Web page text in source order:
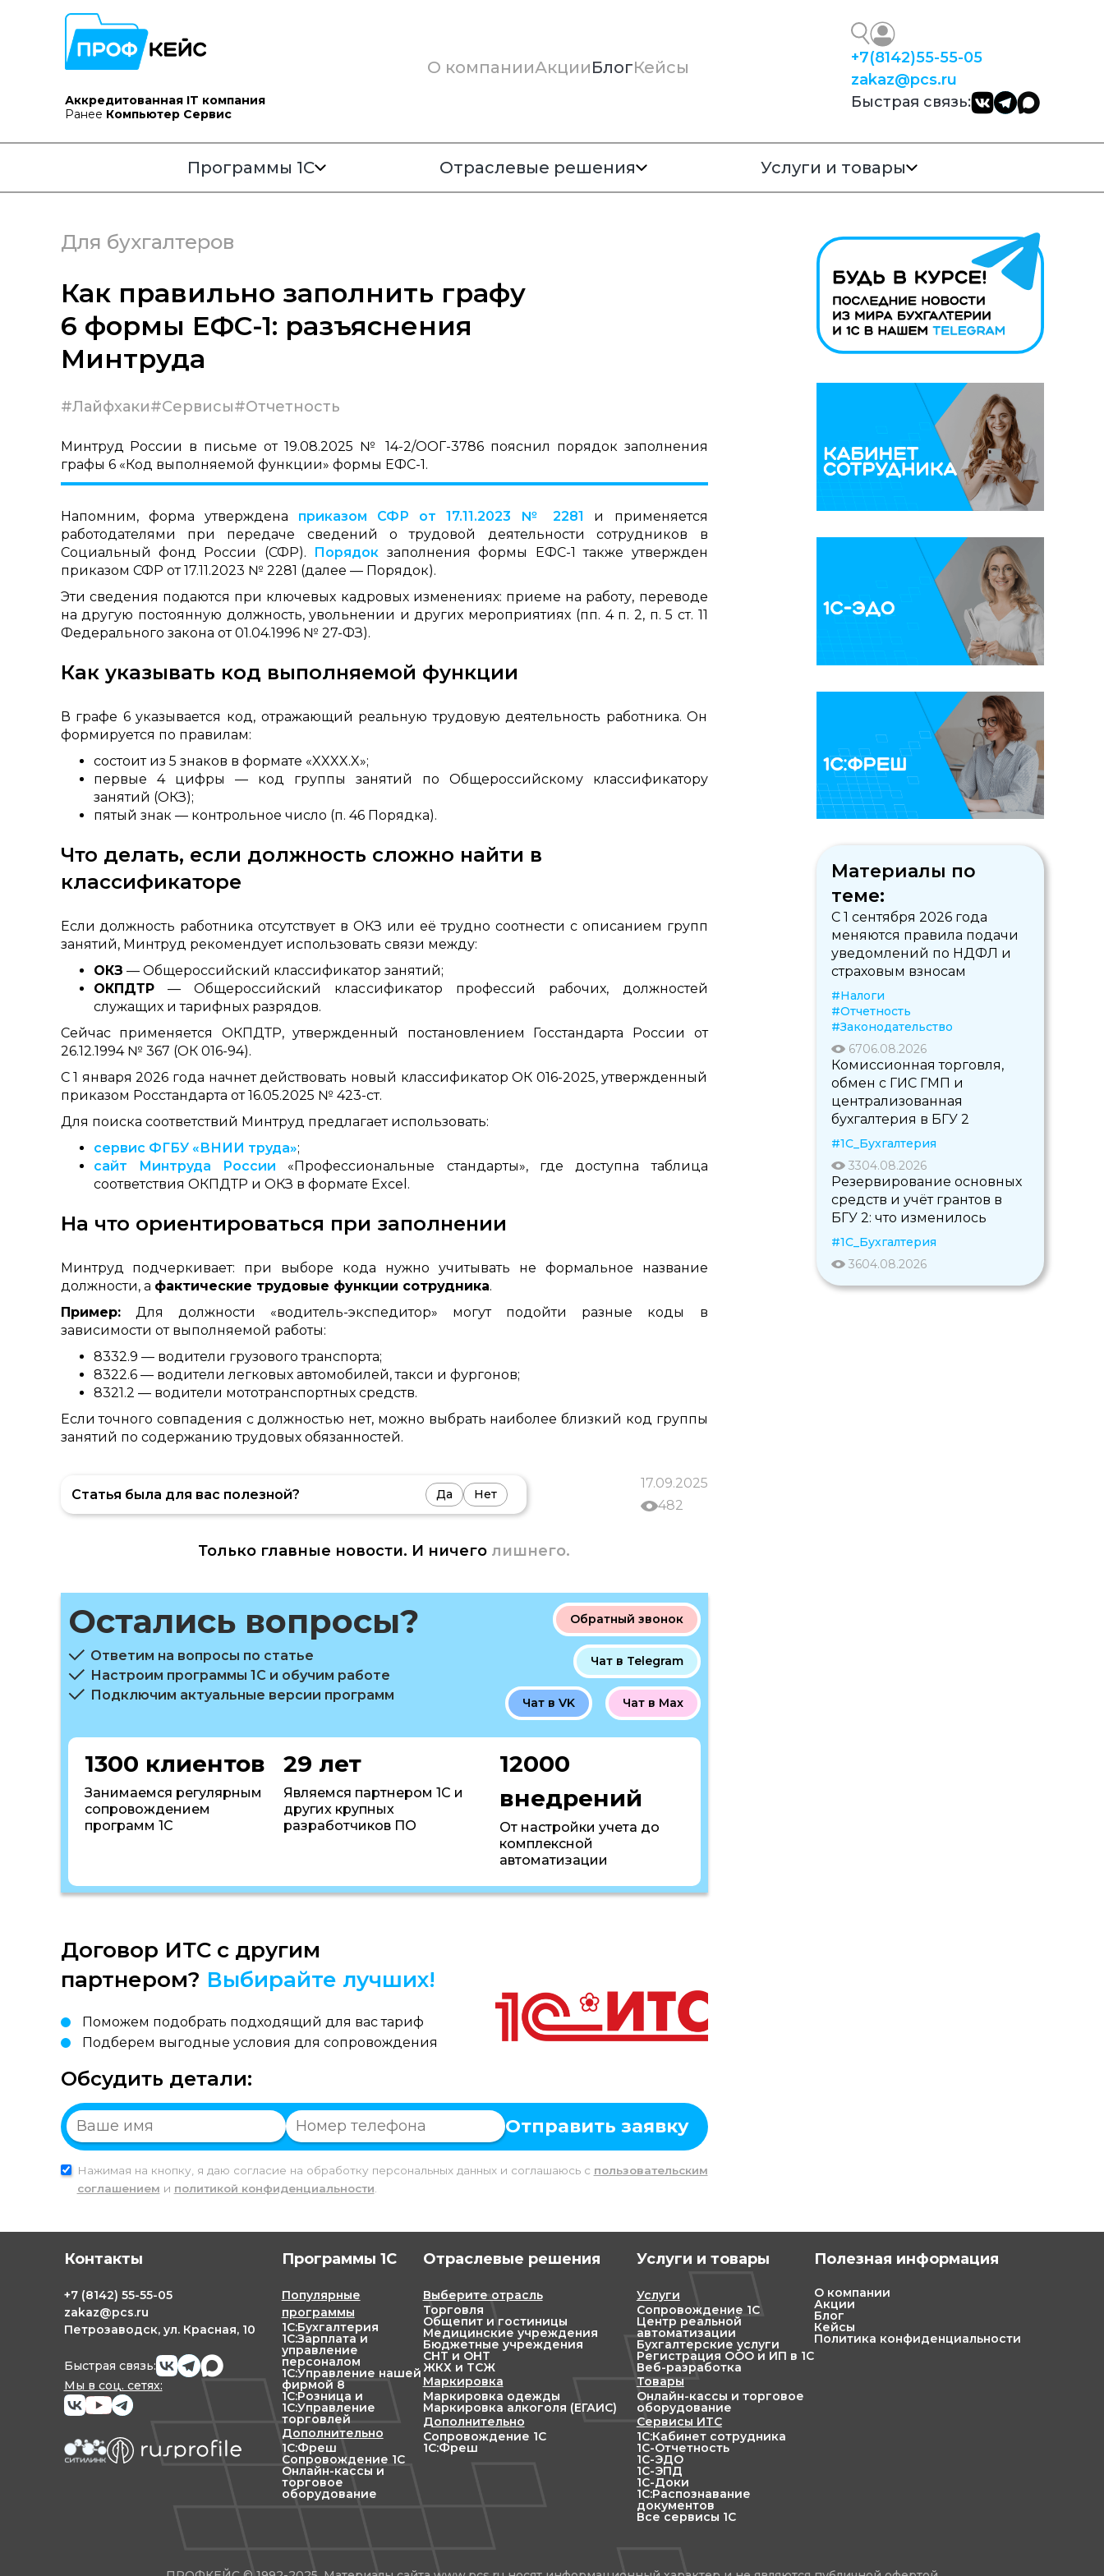
Аккредитованная IT компания
Ранее Компьютер Сервис
О компанииАкцииБлогКейсы
+7(8142)55-55-05
zakaz@pcs.ru
Быстрая связь:
Программы 1С Отраслевые решения Услуги и товары
Для бухгалтеров
Как правильно заполнить графу
6 формы ЕФС-1: разъяснения
Минтруда
#Лайфхаки#Сервисы#Отчетность
Минтруд России в письме от 19.08.2025 № 14-2/ООГ-3786 пояснил порядок заполнения
графы 6 «Код выполняемой функции» формы ЕФС-1.
Напомним, форма утверждена приказом СФР от 17.11.2023 № 2281
и применяется
работодателями при передаче сведений о трудовой деятельности сотрудников в
Социальный фонд России (СФР). Порядок заполнения формы ЕФС-1 также утвержден
приказом СФР от 17.11.2023 № 2281 (далее — Порядок).
Эти сведения подаются при ключевых кадровых изменениях: приеме на работу, переводе
на другую постоянную должность, увольнении и других мероприятиях (пп. 4 п. 2, п. 5 ст. 11
Федерального закона от 01.04.1996 № 27-ФЗ).
Как указывать код выполняемой функции
В графе 6 указывается код, отражающий реальную трудовую деятельность работника. Он
формируется по правилам:
состоит из 5 знаков в формате «XXXX.X»;
первые 4 цифры — код группы занятий по Общероссийскому классификатору
занятий (ОКЗ);
пятый знак — контрольное число (п. 46 Порядка).
Что делать, если должность сложно найти в
классификаторе
Если должность работника отсутствует в ОКЗ или её трудно соотнести с описанием групп
занятий, Минтруд рекомендует использовать связи между:
ОКЗ — Общероссийский классификатор занятий;
ОКПДТР— Общероссийский классификатор профессий рабочих, должностей
служащих и тарифных разрядов.
Сейчас применяется ОКПДТР, утвержденный постановлением Госстандарта России от
26.12.1994 № 367 (ОК 016-94).
С 1 января 2026 года начнет действовать новый классификатор ОК 016-2025, утвержденный
приказом Росстандарта от 16.05.2025 № 423-ст.
Для поиска соответствий Минтруд предлагает использовать:
сервис ФГБУ «ВНИИ труда»;
сайт Минтруда России «Профессиональные стандарты», где доступна таблица
соответствия ОКПДТР и ОКЗ в формате Excel.
На что ориентироваться при заполнении
Минтруд подчеркивает: при выборе кода нужно учитывать не формальное название
должности, а фактические трудовые функции сотрудника.
Пример:Для должности «водитель-экспедитор» могут подойти разные коды в
зависимости от выполняемой работы:
8332.9 — водители грузового транспорта;
8322.6 — водители легковых автомобилей, такси и фургонов;
8321.2 — водители мототранспортных средств.
Если точного совпадения с должностью нет, можно выбрать наиболее близкий код группы
занятий по содержанию трудовых обязанностей.
17.09.2025
482
Статья была для вас полезной? Да Нет
Только главные новости. И ничего лишнего.
Остались вопросы?
Ответим на вопросы по статье
Настроим программы 1С и обучим работе
Подключим актуальные версии программ
Обратный звонок
Чат в Telegram
Чат в Max
Чат в VK
1300 клиентов
Занимаемся регулярным
сопровождением
программ 1С
29 лет
Являемся партнером 1С и
других крупных
разработчиков ПО
12000
внедрений
От настройки учета до
комплексной
автоматизации
Договор ИТС с другим
партнером? Выбирайте лучших!
Поможем подобрать подходящий для вас тариф
Подберем выгодные условия для сопровождения
Обсудить детали:
Отправить заявку
Нажимая на кнопку, я даю согласие на обработку персональных данных и соглашаюсь c пользовательским
соглашением и политикой конфиденциальности
Материалы по
теме:
С 1 сентября 2026 года
меняются правила подачи
уведомлений по НДФЛ и
страховым взносам
#Налоги
#Отчетность
#Законодательство
6706.08.2026
Комиссионная торговля,
обмен с ГИС ГМП и
централизованная
бухгалтерия в БГУ 2
#1С_Бухгалтерия
3304.08.2026
Резервирование основных
средств и учёт грантов в
БГУ 2: что изменилось
#1С_Бухгалтерия
3604.08.2026
Контакты
+7 (8142) 55-55-05
zakaz@pcs.ru
Петрозаводск, ул. Красная, 10
Быстрая связь:
Мы в соц. сетях:
Программы 1С
Популярные
программы
1С:Бухгалтерия
1С:Зарплата и
управление
персоналом
1С:Управление нашей
фирмой 8
1С:Розница и
1С:Управление
торговлей
Дополнительно
1С:Фреш
Сопровождение 1С
Онлайн-кассы и
торговое
оборудование
Отраслевые решения
Выберите отрасль
Торговля
Общепит и гостиницы
Медицинские учреждения
Бюджетные учреждения
СНТ и ОНТ
ЖКХ и ТСЖ
Маркировка
Маркировка одежды
Маркировка алкоголя (ЕГАИС)
Дополнительно
Сопровождение 1С
1С:Фреш
Услуги и товары
Услуги
Сопровождение 1С
Центр реальной
автоматизации
Бухгалтерские услуги
Регистрация ООО и ИП в 1С
Веб-разработка
Товары
Онлайн-кассы и торговое
оборудование
Сервисы ИТС
1С:Кабинет сотрудника
1С-Отчетность
1С-ЭДО
1С-ЭПД
1С-Доки
1С:Распознавание
документов
Все сервисы 1С
Полезная информация
О компании
Акции
Блог
Кейсы
Политика конфиденциальности